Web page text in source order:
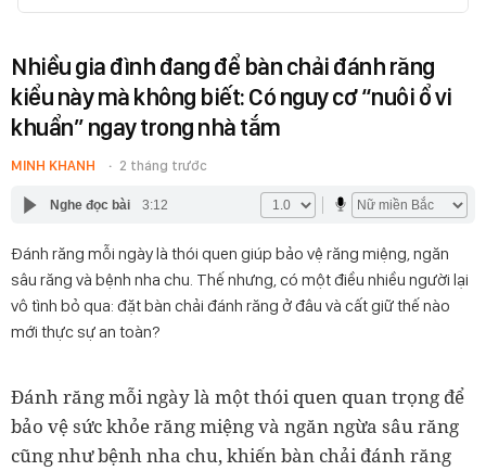
Nhiều gia đình đang để bàn chải đánh răng
kiểu này mà không biết: Có nguy cơ “nuôi ổ vi
khuẩn” ngay trong nhà tắm
MINH KHANH 2 tháng trước
Nghe đọc bài 3:12
Đánh răng mỗi ngày là thói quen giúp bảo vệ răng miệng, ngăn
sâu răng và bệnh nha chu. Thế nhưng, có một điều nhiều người lại
vô tình bỏ qua: đặt bàn chải đánh răng ở đâu và cất giữ thế nào
mới thực sự an toàn?
Đánh răng mỗi ngày là một thói quen quan trọng để
bảo vệ sức khỏe răng miệng và ngăn ngừa sâu răng
cũng như bệnh nha chu, khiến bàn chải đánh răng